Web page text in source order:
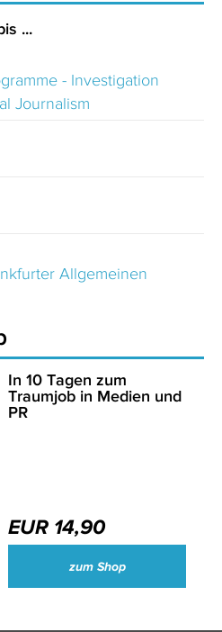
...
- Investigation
Journalism
Allgemeinen
In 10 Tagen zum
Traumjob in Medien und
PR
EUR 14,90
zum Shop